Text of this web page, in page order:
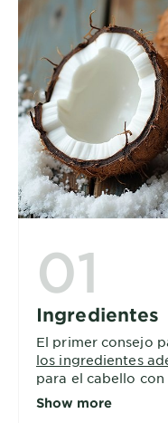
01
Ingredientes
El primer consejo
los ingredientes
para el cabello
como el
aceite de argán
Show more